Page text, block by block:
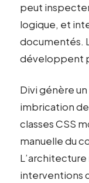
peut
logique, et
documentés.
développent
Divi génère
imbrication
classes CSS
manuelle du
interventions